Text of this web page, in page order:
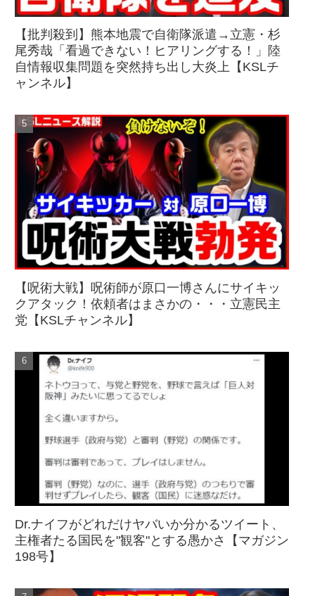
【批判殺到】熊本地震で自衛隊派遣→立憲・杉
尾秀哉「看過できない！ヒアリングする！」陸
自情報収集問題を突然持ち出し大炎上【KSLチ
ャンネル】
【呪術大戦】呪術師が原口一博さんにサイキッ
クアタック！依頼者はまさかの・・・立憲民主
党【KSLチャンネル】
Dr.ナイフがどれだけヤバいか分かるツイート、
主権者たる国民を"観客"とする愚かさ【マガジン
198号】